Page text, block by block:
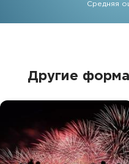
Средняя
Другие